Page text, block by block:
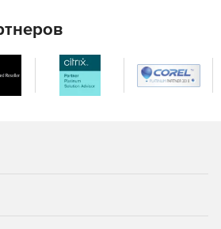
конфигурации в режиме
– компонент Tripwire Enterprise,
отделу IT-безопасности
Помимо этого Remediation
систем в соответствии со всеми